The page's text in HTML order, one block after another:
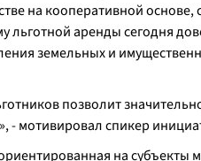
на кооперативной
аренды сегодня
земельных и
позволит
», - мотивировал спикер
на субъекты